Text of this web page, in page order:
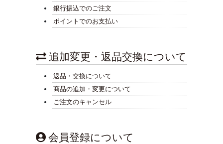
銀行振込でのご注文
ポイントでのお支払い
追加変更・返品交換について
返品・交換について
商品の追加・変更について
ご注文のキャンセル
会員登録について